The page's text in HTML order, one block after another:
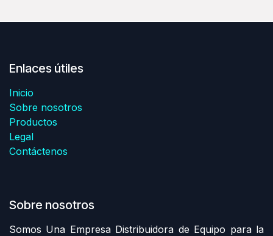
Enlaces útiles
Inicio
Sobre nosotros
Productos
Legal
Contáctenos
Sobre nosotros
Somos Una Empresa Distribuidora de Equipo para la